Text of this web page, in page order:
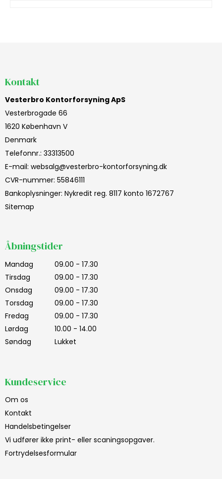
Kontakt
Vesterbro Kontorforsyning ApS
Vesterbrogade 66
1620 København V
Denmark
Telefonnr.: 33313500
E-mail: websalg@vesterbro-kontorforsyning.dk
CVR-nummer: 55846111
Bankoplysninger: Nykredit reg. 8117 konto 1672767
Sitemap
Åbningstider
Mandag
09.00 - 17.30
Tirsdag
09.00 - 17.30
Onsdag
09.00 - 17.30
Torsdag
09.00 - 17.30
Fredag
09.00 - 17.30
Lørdag
10.00 - 14.00
Søndag
Lukket
Kundeservice
Om os
Kontakt
Handelsbetingelser
Vi udfører ikke print- eller scaningsopgaver.
Fortrydelsesformular